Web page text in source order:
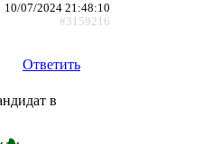
10/07/2024 21:48:10
#3159216
Ответить
в